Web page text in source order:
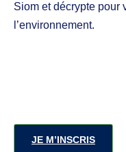
Siom et décrypte pour
l’environnement.
JE M’INSCRIS